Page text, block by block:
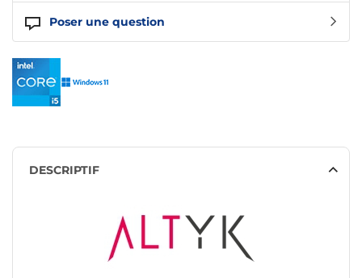
Poser une question
DESCRIPTIF